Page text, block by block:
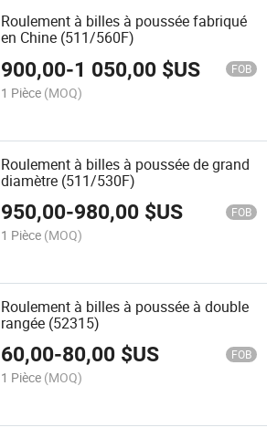
Roulement à billes à poussée fabriqué
en Chine (511/560F)
900,00-1 050,00 $US FOB
1 Pièce (MOQ)
Roulement à billes à poussée de grand
diamètre (511/530F)
950,00-980,00 $US FOB
1 Pièce (MOQ)
Roulement à billes à poussée à double
rangée (52315)
60,00-80,00 $US FOB
1 Pièce (MOQ)